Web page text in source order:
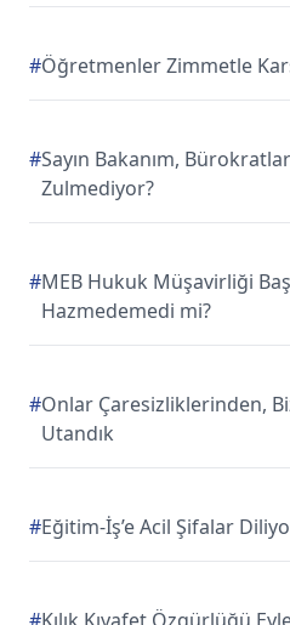
#Öğretmenler Zimmetle
#Sayın Bakanım,
Zulmediyor?
#MEB Hukuk Müşavirliği
Hazmedemedi mi?
#Onlar Çaresizliklerinden,
Utandık
#Eğitim-İş’e Acil Şifalar